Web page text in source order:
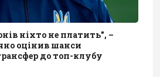
ніхто не платить", –
оцінив шанси
до топ-клубу